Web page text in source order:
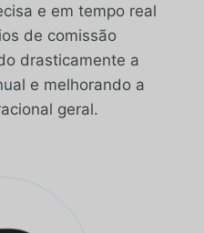
e em tempo real
de comissão
drasticamente a
e melhorando a
geral.